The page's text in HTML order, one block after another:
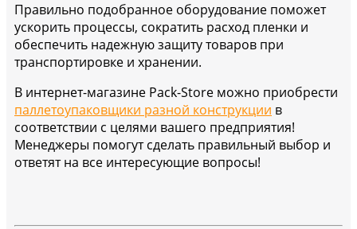
Правильно подобранное оборудование поможет
ускорить процессы, сократить расход пленки и
обеспечить надежную защиту товаров при
транспортировке и хранении.
В интернет-магазине Pack-Store можно приобрести
паллетоупаковщики разной конструкции в
соответствии с целями вашего предприятия!
Менеджеры помогут сделать правильный выбор и
ответят на все интересующие вопросы!